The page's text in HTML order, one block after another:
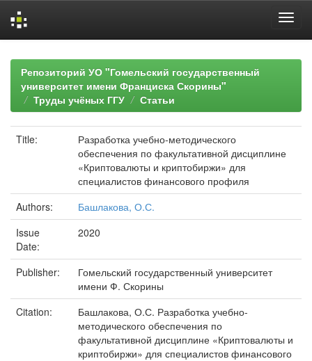
navigationРепозиторий УО "Гомельский государственный
университет имени Франциска Скорины"
Труды учёных ГГУ
Статьи
Title:
Разработка учебно-методического
обеспечения по факультативной дисциплине
«Криптовалюты и криптобиржи» для
специалистов финансового профиля
Authors:
Башлакова, О.С.
Issue
Date:
2020
Publisher:
Гомельский государственный университет
имени Ф. Скорины
Citation:
Башлакова, О.С. Разработка учебно-
методического обеспечения по
факультативной дисциплине «Криптовалюты и
криптобиржи» для специалистов финансового